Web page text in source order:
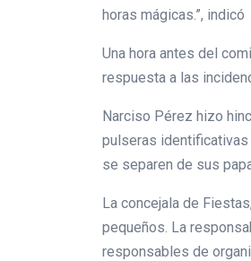
horas mágicas.”, indicó
Una hora antes del
respuesta a las
Narciso Pérez hizo
pulseras identificativas
se separen de sus
La concejala de
pequeños. La
responsables de